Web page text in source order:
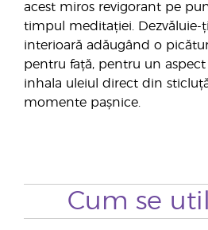
acest miros revigorant pe
timpul meditației. Dezvăluie-
interioară adăugând o
pentru față, pentru un aspect
inhala uleiul direct din
momente pașnice.
Cum se